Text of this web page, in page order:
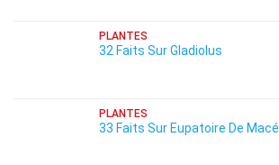
PLANTES
32 Faits Sur Gladiolus
PLANTES
33 Faits Sur Eupatoire De Macé